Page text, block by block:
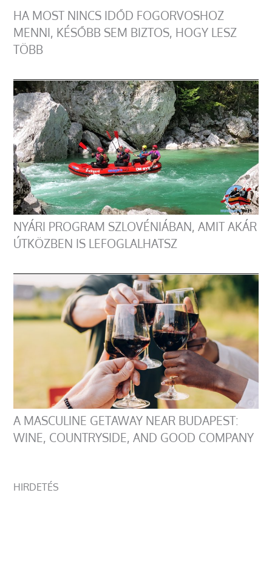
HA MOST NINCS IDŐD FOGORVOSHOZ
MENNI, KÉSŐBB SEM BIZTOS, HOGY LESZ
TÖBB
NYÁRI PROGRAM SZLOVÉNIÁBAN, AMIT AKÁR
ÚTKÖZBEN IS LEFOGLALHATSZ
A MASCULINE GETAWAY NEAR BUDAPEST:
WINE, COUNTRYSIDE, AND GOOD COMPANY
HIRDETÉS